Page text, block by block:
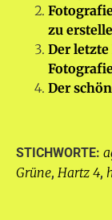
zu
Der letzte
Der
STICHWORTE:
Grüne, Hartz 4,